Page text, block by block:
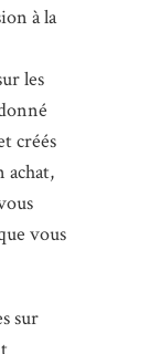
à la
les
créés
achat,
vous
sur